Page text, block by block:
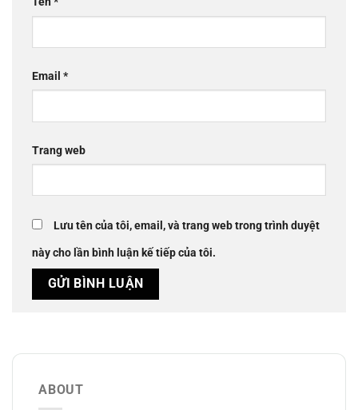
Email *
Trang web
Lưu tên của tôi, email, và trang web trong trình duyệt
này cho lần bình luận kế tiếp của tôi.
ABOUT